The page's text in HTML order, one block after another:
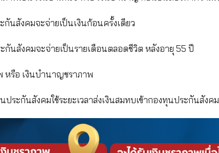
ทธิกรณีชราภาพโดยผู้ที่ได้รับแบ่งออกเป็น 2 กลุ่ม
รา 39 ต้องมีอายุ 55 ปีบริบูรณ์ และแจ้งสิ้นสุดการ
ยุมีอายุ 60 ปีบริบูรณ์ และแจ้งสิ้นสุดการเป็นผู้ปร
เสียชีวิต